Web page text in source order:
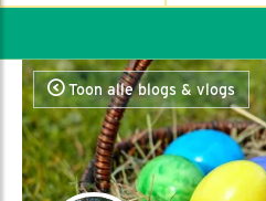
Toon alle blogs & vlogs